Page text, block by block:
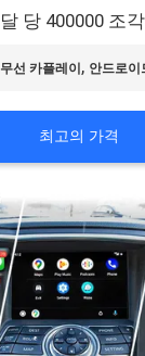
달 당 400000 조각
무선 카플레이 , 안드로이
최고의 가격